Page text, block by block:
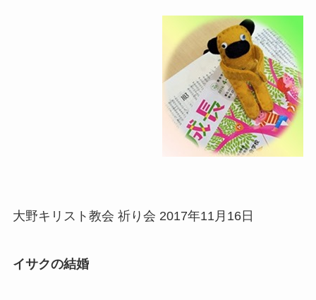
大野キリスト教会 祈り会 2017年11月16日
イサクの結婚